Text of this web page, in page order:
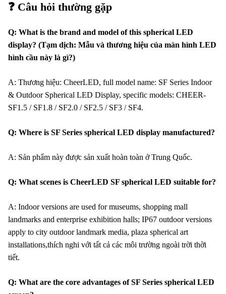
❓ Câu hỏi thường gặp
Q: What is the brand and model of this spherical LED
display? (Tạm dịch: Mẫu và thương hiệu của màn hình LED
hình cầu này là gì?)
A: Thương hiệu: CheerLED, full model name: SF Series Indoor
& Outdoor Spherical LED Display, specific models: CHEER-
SF1.5 / SF1.8 / SF2.0 / SF2.5 / SF3 / SF4.
Q: Where is SF Series spherical LED display manufactured?
A: Sản phẩm này được sản xuất hoàn toàn ở Trung Quốc.
Q: What scenes is CheerLED SF spherical LED suitable for?
A: Indoor versions are used for museums, shopping mall
landmarks and enterprise exhibition halls; IP67 outdoor versions
apply to city outdoor landmark media, plaza spherical art
installations,thích nghi với tất cả các môi trường ngoài trời thời
tiết.
Q: What are the core advantages of SF Series spherical LED